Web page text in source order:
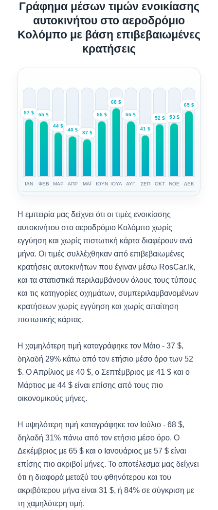
Γράφημα μέσων τιμών ενοικίασης
αυτοκινήτου στο αεροδρόμιο
Κολόμπο με βάση επιβεβαιωμένες
κρατήσεις
57 $
ΙΑΝ
55 $
ΦΕΒ
44 $
ΜΑΡ
40 $
ΑΠΡ
37 $
ΜΑΪ
55 $
ΙΟΥΝ
68 $
ΙΟΥΛ
55 $
ΑΥΓ
41 $
ΣΕΠ
52 $
ΟΚΤ
53 $
ΝΟΕ
65 $
ΔΕΚ
Η εμπειρία μας δείχνει ότι οι τιμές ενοικίασης
αυτοκινήτου στο αεροδρόμιο Κολόμπο χωρίς
εγγύηση και χωρίς πιστωτική κάρτα διαφέρουν ανά
μήνα. Οι τιμές συλλέχθηκαν από επιβεβαιωμένες
κρατήσεις αυτοκινήτων που έγιναν μέσω RosCar.lk,
και τα στατιστικά περιλαμβάνουν όλους τους τύπους
και τις κατηγορίες οχημάτων, συμπεριλαμβανομένων
κρατήσεων χωρίς εγγύηση και χωρίς απαίτηση
πιστωτικής κάρτας.
Η χαμηλότερη τιμή καταγράφηκε τον Μάιο - 37 $,
δηλαδή 29% κάτω από τον ετήσιο μέσο όρο των 52
$. Ο Απρίλιος με 40 $, ο Σεπτέμβριος με 41 $ και ο
Μάρτιος με 44 $ είναι επίσης από τους πιο
οικονομικούς μήνες.
Η υψηλότερη τιμή καταγράφηκε τον Ιούλιο - 68 $,
δηλαδή 31% πάνω από τον ετήσιο μέσο όρο. Ο
Δεκέμβριος με 65 $ και ο Ιανουάριος με 57 $ είναι
επίσης πιο ακριβοί μήνες. Το αποτέλεσμα μας δείχνει
ότι η διαφορά μεταξύ του φθηνότερου και του
ακριβότερου μήνα είναι 31 $, ή 84% σε σύγκριση με
τη χαμηλότερη τιμή.